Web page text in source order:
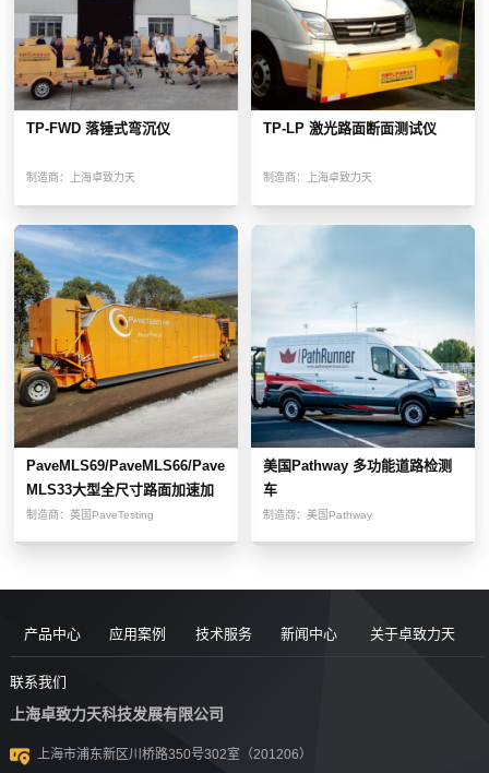
TP-FWD 落锤式弯沉仪
制造商： 上海卓致力天
TP-LP 激光路面断面测试仪
制造商： 上海卓致力天
PaveMLS69/PaveMLS66/Pave
MLS33大型全尺寸路面加速加
载测试设备
制造商： 英国PaveTesting
美国Pathway 多功能道路检测
车
制造商： 美国Pathway
产品中心
道路现场检
测设备
沥青/沥青胶
结料测试设
沥青混合料
应用案例
视频
技术服务
团队风采
UTM升级
新闻中心 关于卓致力天
联系我们
上海卓致力天科技发展有限公司
上海市浦东新区川桥路350号302室（201206）